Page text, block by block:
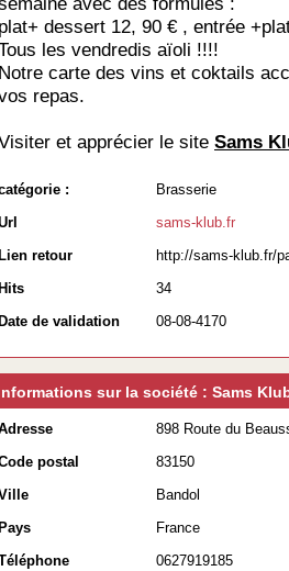
dessert 12, 90 € , entrée
les vendredis aïoli !!!!
carte des vins et coktails
repas.
et apprécier le site Sams
:
Brasserie
sams-klub.fr
retour
http://sams-klub.fr/
34
de validation
08-08-4170
sur la société : Sams
898 Route du
postal
83150
Bandol
France
0627919185